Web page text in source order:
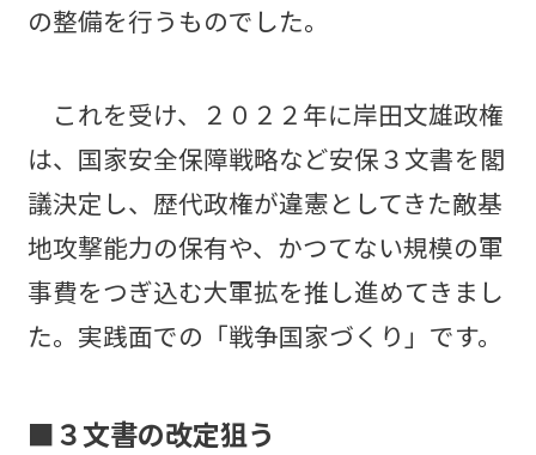
の整備を行うものでした。
これを受け、２０２２年に岸田文雄政権
は、国家安全保障戦略など安保３文書を閣
議決定し、歴代政権が違憲としてきた敵基
地攻撃能力の保有や、かつてない規模の軍
事費をつぎ込む大軍拡を推し進めてきまし
た。実践面での「戦争国家づくり」です。
■３文書の改定狙う